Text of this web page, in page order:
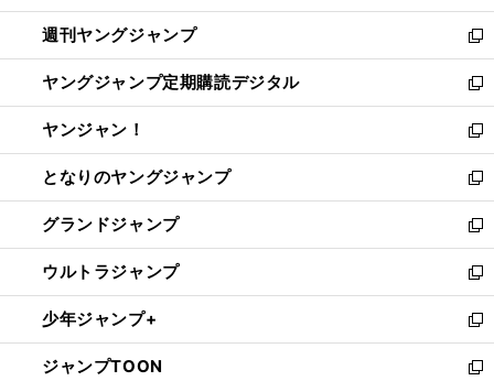
開
く
ウ
で
開
く
ン
ド
ウ
で
開
く
ウ
ィ
ン
ド
ウ
で
開
く
週刊ヤングジャンプ
新
し
い
ウ
ィ
ン
ド
ウ
で
開
く
ヤングジャンプ定期購読デジタル
新
し
い
ウ
ィ
ン
ド
ウ
で
開
く
ヤンジャン！
新
し
い
ウ
ィ
ン
ド
ウ
で
開
く
となりのヤングジャンプ
新
し
い
ウ
ィ
ン
ド
ウ
で
グランドジャンプ
新
し
い
ウ
ィ
ン
ド
ウルトラジャンプ
新
し
い
ウ
ィ
少年ジャンプ+
新
し
い
ジャンプTOON
新